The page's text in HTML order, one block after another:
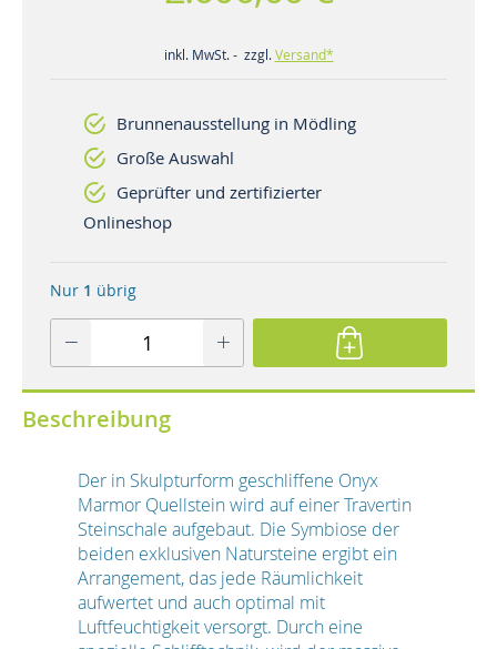
inkl. MwSt. - zzgl.Versand*
Brunnenausstellung in Mödling
Große Auswahl
Geprüfter und zertifizierter
Onlineshop
Nur 1 übrig
Beschreibung
Der in Skulpturform geschliffene Onyx
Marmor Quellstein wird auf einer Travertin
Steinschale aufgebaut. Die Symbiose der
beiden exklusiven Natursteine ergibt ein
Arrangement, das jede Räumlichkeit
aufwertet und auch optimal mit
Luftfeuchtigkeit versorgt. Durch eine